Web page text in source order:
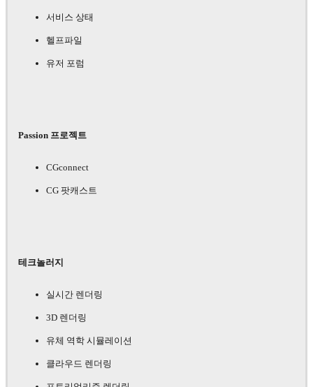
서비스 상태
헬프파일
유저 포럼
Passion 프로젝트
CGconnect
CG 팟캐스트
테크놀러지
실시간 렌더링
3D 렌더링
유체 역학 시뮬레이션
클라우드 렌더링